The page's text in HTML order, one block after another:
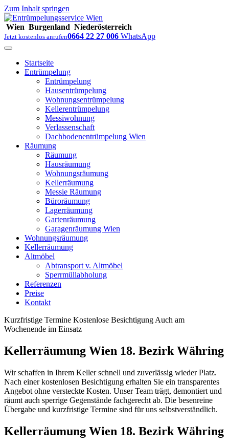
Zum Inhalt springen
Wien Burgenland Niederösterreich
Jetzt kostenlos anrufen0664 22 27 006 WhatsApp
Startseite
Entrümpelung
Entrümpelung
Hausentrümpelung
Wohnungsentrümpelung
Kellerentrümpelung
Messiwohnung
Verlassenschaft
Dachbodenentrümpelung Wien
Räumung
Räumung
Hausräumung
Wohnungsräumung
Kellerräumung
Messie Räumung
Büroräumung
Lagerräumung
Gartenräumung
Garagenräumung Wien
Wohnungsräumung
Kellerräumung
Altmöbel
Abtransport v. Altmöbel
Sperrmüllabholung
Referenzen
Preise
Kontakt
Kurzfristige Termine Kostenlose Besichtigung Auch am
Wochenende im Einsatz
Kellerräumung Wien 18. Bezirk Währing
Wir schaffen in Ihrem Keller schnell und zuverlässig wieder Platz.
Nach einer kostenlosen Besichtigung erhalten Sie ein transparentes
Angebot ohne versteckte Kosten. Unser Team trägt, demontiert und
räumt auch sperrige Gegenstände fachgerecht ab. Die besenreine
Übergabe und kurzfristige Termine sind für uns selbstverständlich.
Kellerräumung Wien 18. Bezirk Währing